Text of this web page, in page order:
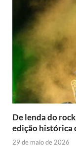
De lenda do
edição histórica
29 de maio de 2026